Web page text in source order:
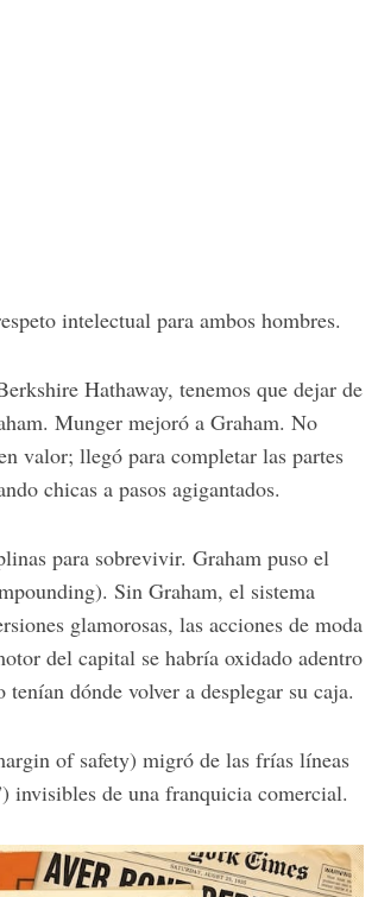
intelectual para ambos hombres.
Hathaway, tenemos que dejar de
Munger mejoró a Graham. No
valor; llegó para completar las partes
chicas a pasos agigantados.
para sobrevivir. Graham puso el
Sin Graham, el sistema
glamorosas, las acciones de moda
del capital se habría oxidado adentro
dónde volver a desplegar su caja.
of safety) migró de las frías líneas
invisibles de una franquicia comercial.